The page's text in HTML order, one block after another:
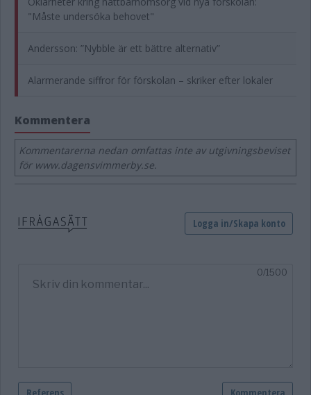
"Måste undersöka behovet"
Andersson: ”Nybble är ett bättre alternativ”
Alarmerande siffror för förskolan – skriker efter lokaler
Kommentera
Kommentarerna nedan omfattas inte av utgivningsbeviset
för www.dagensvimmerby.se.